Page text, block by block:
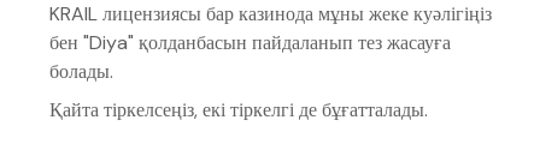
KRAIL лицензиясы бар казинода мұны жеке куәлігіңіз
бен "Diya" қолданбасын пайдаланып тез жасауға
болады.
Қайта тіркелсеңіз, екі тіркелгі де бұғатталады.